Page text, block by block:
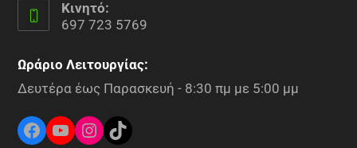
Κινητό:
697 723 5769
Ωράριο Λειτουργίας:
Δευτέρα έως Παρασκευή - 8:30 πμ με 5:00 μμ